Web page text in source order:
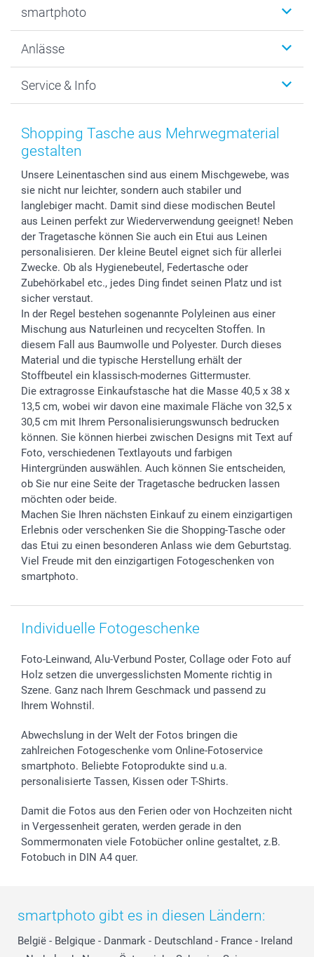
Fotogeschenke
MyNameBook
Fotoabzüge, Fotos als Buch & Poster
Zubehör & Material
Foto-Kalender & Agenden
Geschenk-Gutscheine (PDF)
smartphoto
Warum smartphoto
Datenschutz
AGB
Impressum
Partnerprogramme
Investor Relations
B2B smartbusiness
Widerrufsrecht
Anlässe
Neujahr
Muttertag
Vatertag
Hochzeit
Geburtstag
Geburt
Zu allen Anlässen
Service & Info
Preise und Versandkosten
Lieferfristen
Zahlungsmöglichkeiten
Anmelden /Registrieren
Sitemap
Status der Bestellung
smartfriends
smartgarantie
smartbonus
Shopping Tasche aus Mehrwegmaterial
gestalten
Unsere Leinentaschen sind aus einem Mischgewebe, was
sie nicht nur leichter, sondern auch stabiler und
langlebiger macht. Damit sind diese modischen Beutel
aus Leinen perfekt zur Wiederverwendung geeignet! Neben
der Tragetasche können Sie auch ein Etui aus Leinen
personalisieren. Der kleine Beutel eignet sich für allerlei
Zwecke. Ob als Hygienebeutel, Federtasche oder
Zubehörkabel etc., jedes Ding findet seinen Platz und ist
sicher verstaut.
In der Regel bestehen sogenannte Polyleinen aus einer
Mischung aus Naturleinen und recycelten Stoffen. In
diesem Fall aus Baumwolle und Polyester. Durch dieses
Material und die typische Herstellung erhält der
Stoffbeutel ein klassisch-modernes Gittermuster.
Die extragrosse Einkaufstasche hat die Masse 40,5 x 38 x
13,5 cm, wobei wir davon eine maximale Fläche von 32,5 x
30,5 cm mit Ihrem Personalisierungswunsch bedrucken
können. Sie können hierbei zwischen Designs mit Text auf
Foto, verschiedenen Textlayouts und farbigen
Hintergründen auswählen. Auch können Sie entscheiden,
ob Sie nur eine Seite der Tragetasche bedrucken lassen
möchten oder beide.
Machen Sie Ihren nächsten Einkauf zu einem einzigartigen
Erlebnis oder verschenken Sie die Shopping-Tasche oder
das Etui zu einen besonderen Anlass wie dem Geburtstag.
Viel Freude mit den einzigartigen Fotogeschenken von
smartphoto.
Individuelle Fotogeschenke
Foto-Leinwand, Alu-Verbund Poster, Collage oder Foto auf
Holz setzen die unvergesslichsten Momente richtig in
Szene. Ganz nach Ihrem Geschmack und passend zu
Ihrem Wohnstil.
Abwechslung in der Welt der Fotos bringen die
zahlreichen Fotogeschenke vom Online-Fotoservice
smartphoto. Beliebte Fotoprodukte sind u.a.
personalisierte Tassen, Kissen oder T-Shirts.
Damit die Fotos aus den Ferien oder von Hochzeiten nicht
in Vergessenheit geraten, werden gerade in den
Sommermonaten viele Fotobücher online gestaltet, z.B.
Fotobuch in DIN A4 quer.
smartphoto gibt es in diesen Ländern:
België - Belgique - Danmark - Deutschland - France - Ireland